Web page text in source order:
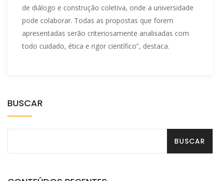
de diálogo e construção coletiva, onde a universidade
pode colaborar. Todas as propostas que forem
apresentadas serão criteriosamente analisadas com
todo cuidado, ética e rigor científico”, destaca.
BUSCAR